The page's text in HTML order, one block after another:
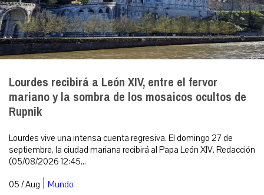
Lourdes recibirá a León XIV, entre el fervor
mariano y la sombra de los mosaicos ocultos de
Rupnik
Lourdes vive una intensa cuenta regresiva. El domingo 27 de
septiembre, la ciudad mariana recibirá al Papa León XIV. Redacción
(05/08/2026 12:45...
05 / Aug | Mundo